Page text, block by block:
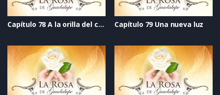
Capítulo 78 A la orilla del cielo Capítulo 79 Una nueva luz